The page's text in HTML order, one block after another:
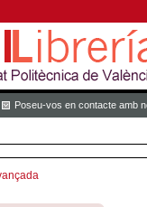
Poseu-vos en contacte amb